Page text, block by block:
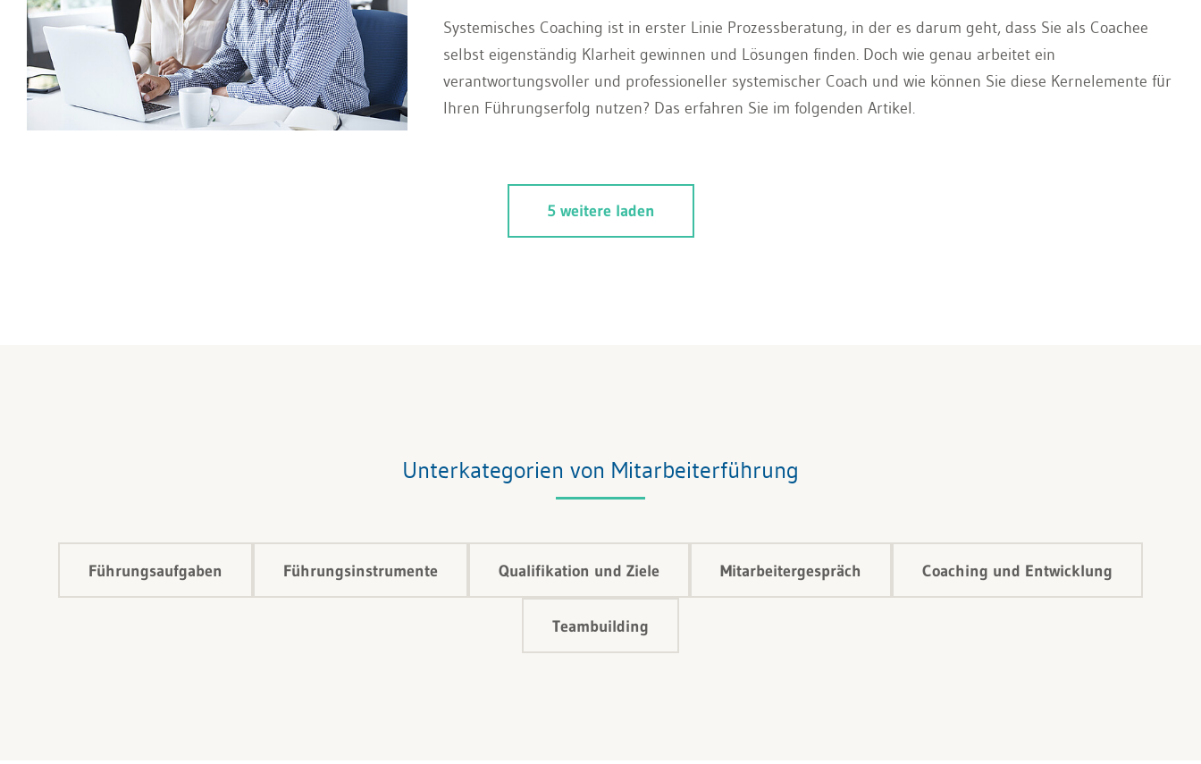
Systemisches Coaching ist in erster Linie Prozessberatung, in der es darum geht, dass Sie als Coachee
selbst eigenständig Klarheit gewinnen und Lösungen finden. Doch wie genau arbeitet ein
verantwortungsvoller und professioneller systemischer Coach und wie können Sie diese Kernelemente für
Ihren Führungserfolg nutzen? Das erfahren Sie im folgenden Artikel.
5 weitere laden
Unterkategorien von Mitarbeiterführung
Führungsaufgaben Führungsinstrumente Qualifikation und Ziele Mitarbeitergespräch Coaching und Entwicklung
Teambuilding